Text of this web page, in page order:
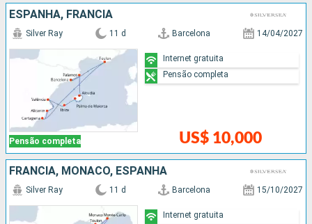
ESPANHA, FRANCIA
Pensão completa
Silver Ray 11 d Barcelona 14/04/2027
US$ 10,000
Internet gratuita
Pensão completa
FRANCIA, MÔNACO, ESPANHA
Silver Ray 11 d Barcelona 15/10/2027
Internet gratuita